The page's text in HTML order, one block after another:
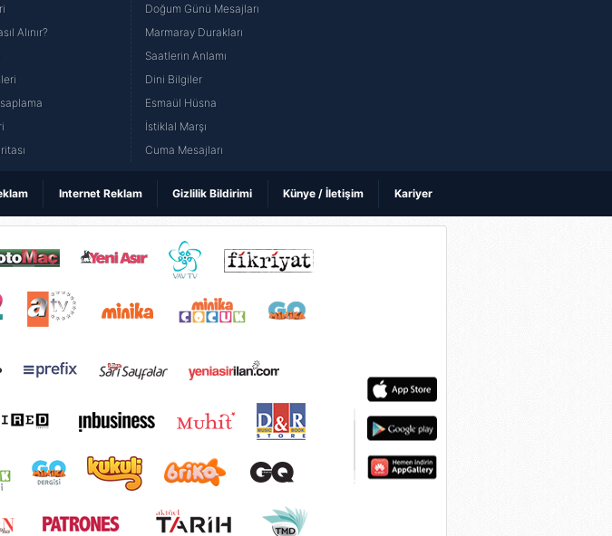
Alınır?
Doğum Günü Mesajları
Marmaray Durakları
Saatlerin Anlamı
Dini Bilgiler
Esmaül Hüsna
İstiklal Marşı
Cuma Mesajları
Internet Reklam Gizlilik Bildirimi Künye / İletişim Kariyer